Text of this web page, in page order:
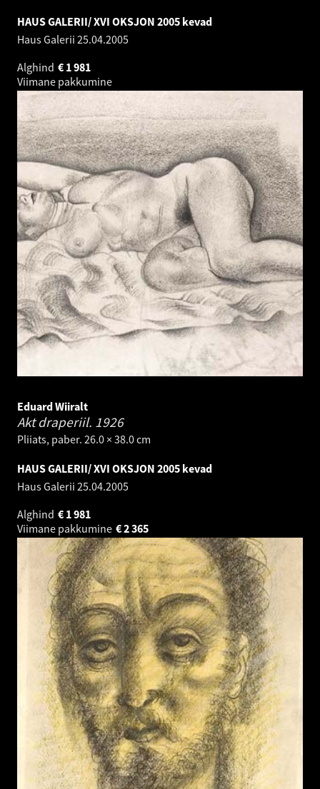
HAUS GALERII/ XVI OKSJON 2005 kevad
Haus Galerii 25.04.2005
Alghind
1 981
€
Viimane pakkumine
Eduard Wiiralt
Akt draperiil. 1926
Pliiats, paber. 26.0 × 38.0 cm
HAUS GALERII/ XVI OKSJON 2005 kevad
Haus Galerii 25.04.2005
Alghind
1 981
€
Viimane pakkumine
2 365
€